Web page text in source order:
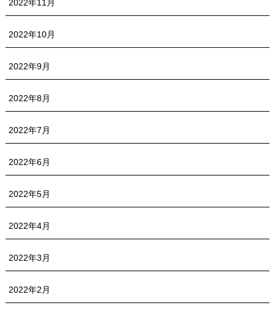
2022年11月
2022年10月
2022年9月
2022年8月
2022年7月
2022年6月
2022年5月
2022年4月
2022年3月
2022年2月